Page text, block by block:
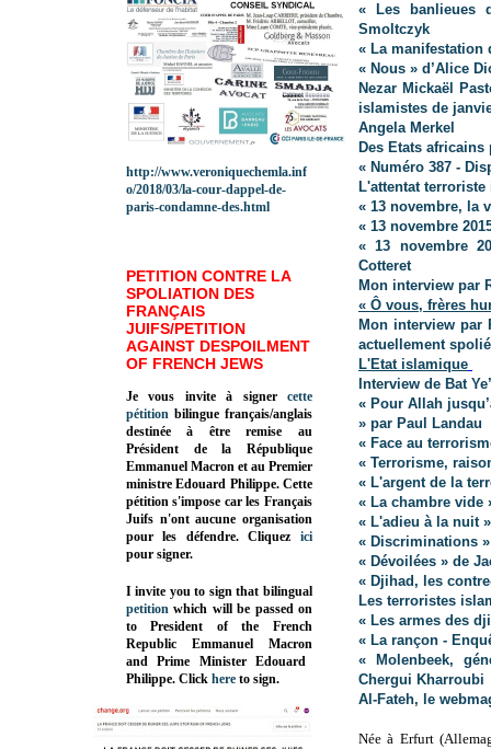
« Les banlieues
Smoltczyk
« La manifestation
« Nous » d’Alice
Nezar Mickaël
islamistes de
Angela Merkel
Des Etats
« Numéro 387 -
L'attentat
« 13 novembre, la
« 13 novembre
« 13 novembre
Cotteret
Mon interview par
« Ô vous, frères
Mon interview par
actuellement
L'Etat islamique
Interview de Bat
« Pour Allah
» par Paul Landau
« Face au
« Terrorisme,
« L'argent de la
« La chambre vide
« L'adieu à la nuit
« Discriminations »
« Dévoilées » de
« Djihad, les
Les terroristes
« Les armes des
« La rançon -
« Molenbeek,
Chergui Kharroubi
Al-Fateh, le
Née à Erfurt
http://www.veroniquechemla.inf
o/2018/03/la-cour-dappel-de-
paris-condamne-des.html
PETITION CONTRE LA
SPOLIATION DES
FRANÇAIS
JUIFS/PETITION
AGAINST DESPOILMENT
OF FRENCH JEWS
Je vous invite à signer cette
pétition bilingue français/anglais
destinée à être remise au
Président de la République
Emmanuel Macron et au Premier
ministre Edouard Philippe. Cette
pétition s'impose car les Français
Juifs n'ont aucune organisation
pour les défendre. Cliquez
ici
pour signer.
I invite you to sign that bilingual
petition which will be passed on
to President of the French
Republic Emmanuel Macron
and Prime MinisterEdouard
Philippe. Click here to sign.